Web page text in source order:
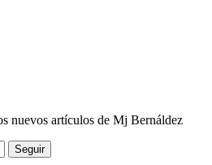
nuevos artículos de Mj Bernáldez